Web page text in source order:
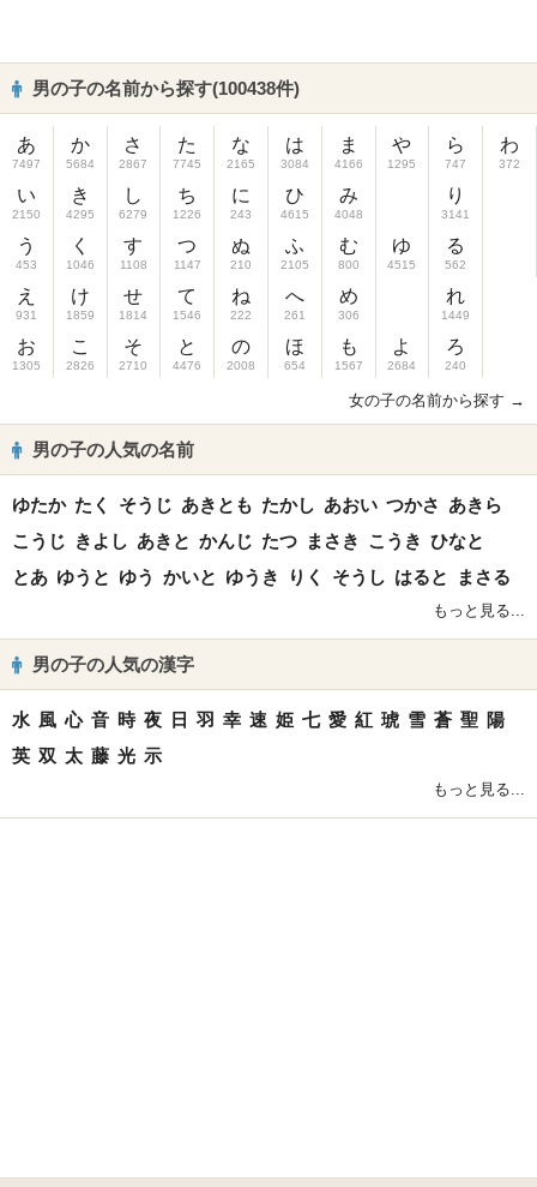
男の子の名前から探す(100438件)
あ
7497
い
2150
う
453
え
931
お
1305
か
5684
き
4295
く
1046
け
1859
こ
2826
さ
2867
し
6279
す
1108
せ
1814
そ
2710
た
7745
ち
1226
つ
1147
て
1546
と
4476
な
2165
に
243
ぬ
210
ね
222
の
2008
は
3084
ひ
4615
ふ
2105
へ
261
ほ
654
ま
4166
み
4048
む
800
め
306
も
1567
や
1295
ゆ
4515
よ
2684
ら
747
り
3141
る
562
れ
1449
ろ
240
わ
372
女の子の名前から探す →
男の子の人気の名前
ゆたか たく そうじ あきとも たかし あおい つかさ あきら
こうじ きよし あきと かんじ たつ まさき こうき ひなと
とあ ゆうと ゆう かいと ゆうき りく そうし はると まさる
もっと見る...
男の子の人気の漢字
水 風 心 音 時 夜 日 羽 幸 速 姫 七 愛 紅 琥 雪 蒼 聖 陽
英 双 太 藤 光 示
もっと見る...